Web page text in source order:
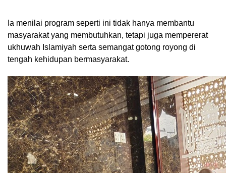
Ia menilai program seperti ini tidak hanya membantu
masyarakat yang membutuhkan, tetapi juga mempererat
ukhuwah Islamiyah serta semangat gotong royong di
tengah kehidupan bermasyarakat.